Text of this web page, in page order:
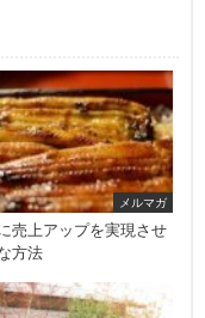
メルマガ
売上アップを実現させ
方法